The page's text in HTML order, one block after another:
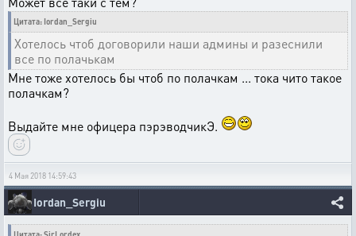
Цитата: Iordan_Sergiu
Хотелось чтоб договорили наши админы и разеснили
все по полачькам
Мне тоже хотелось бы чтоб по полачкам ... тока чито такое
полачкам?
Выдайте мне офицера пэрэводчикЭ.
4 Мая 2018 14:59:43
Iordan_Sergiu